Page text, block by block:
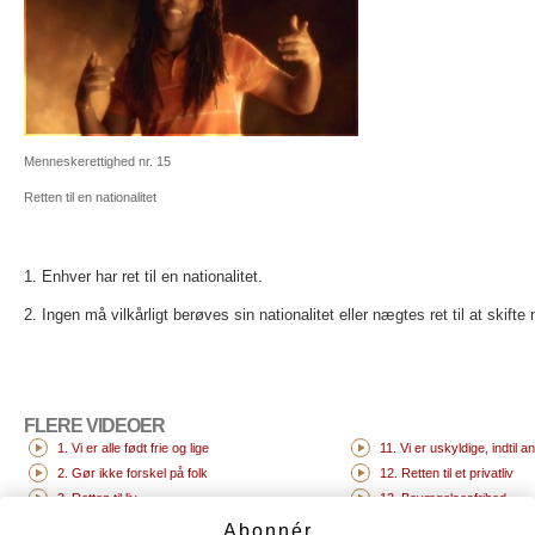
Menneskerettighed nr. 15
Retten til en nationalitet
1. Enhver har ret til en nationalitet.
2. Ingen må vilkårligt berøves sin nationalitet eller nægtes ret til at skifte
FLERE VIDEOER
1. Vi er alle født frie og lige
2. Gør ikke forskel på folk
3. Retten til liv
11. Vi er uskyldige, indtil
12. Retten til et privatliv
13. Bevægelsesfrihed
Abonnér